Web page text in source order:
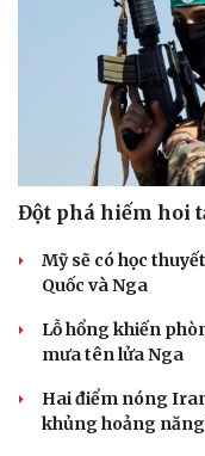
Đột phá hiếm hoi
Mỹ sẽ có học
Quốc và Nga
Lỗ hổng khiến
mưa tên lửa Nga
Hai điểm nóng
khủng hoảng